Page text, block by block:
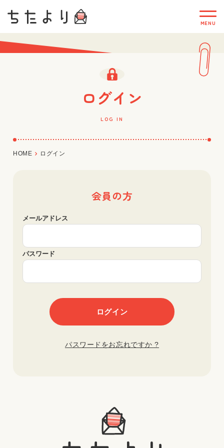
ログイン
LOG IN
HOME ログイン
会員の方
メールアドレス
パスワード
パスワードをお忘れですか ?